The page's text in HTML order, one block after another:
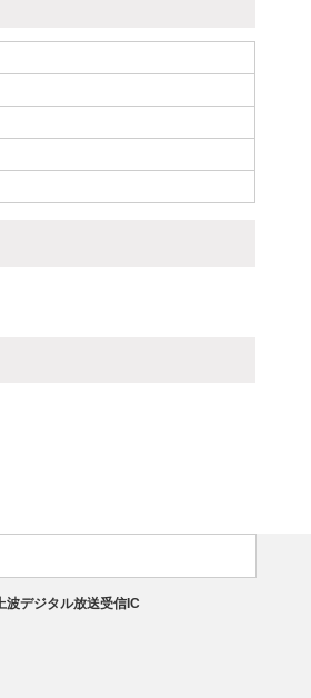
波デジタル放送受信IC